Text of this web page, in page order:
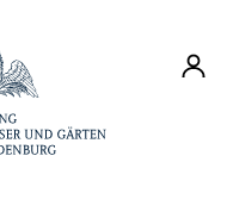
Konto